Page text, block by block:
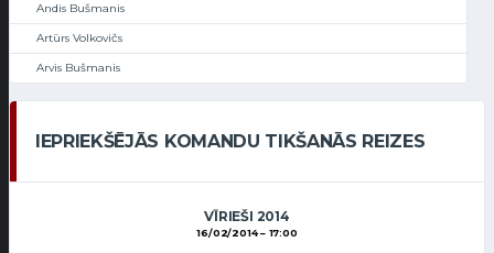
Andis Bušmanis
Artūrs Volkovičs
Arvis Bušmanis
IEPRIEKŠĒJĀS KOMANDU TIKŠANĀS REIZES
VĪRIEŠI 2014
16/02/2014 17:00